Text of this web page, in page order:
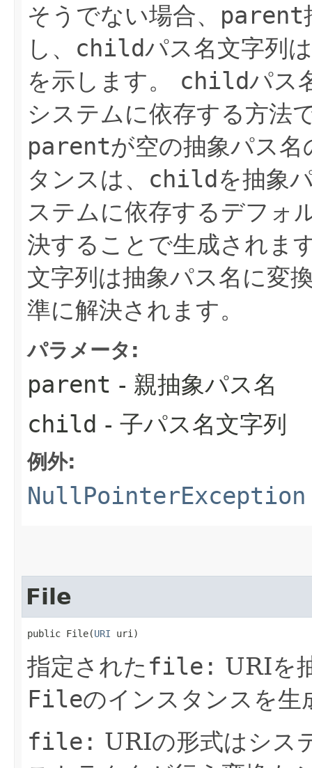
そうでない場合、 parent
し、 childパス名文字列
を示します。
childパス
システムに依存する方法
parentが空の抽象パス
タンスは、 childを抽象
ステムに依存するデフォ
決することで生成されま
文字列は抽象パス名に変
準に解決されます。
パラメータ:
parent - 親抽象パス名
child - 子パス名文字列
例外:
NullPointerException
File
public File​(URI uri)
指定された file: URIを
Fileのインスタンスを生
file: URIの形式はシス